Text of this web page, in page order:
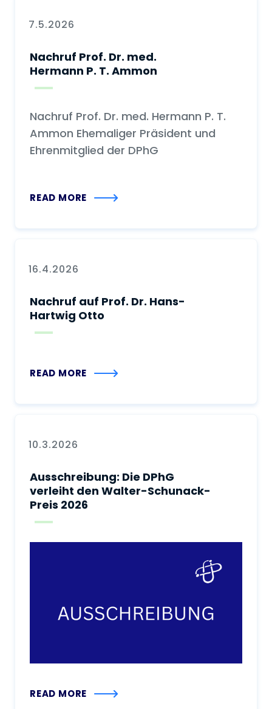
7.5.2026
Nachruf Prof. Dr. med.
Hermann P. T. Ammon
Nachruf Prof. Dr. med. Hermann P. T.
Ammon Ehemaliger Präsident und
Ehrenmitglied der DPhG
READ MORE
16.4.2026
Nachruf auf Prof. Dr. Hans-
Hartwig Otto
READ MORE
10.3.2026
Ausschreibung: Die DPhG
verleiht den Walter-Schunack-
Preis 2026
READ MORE